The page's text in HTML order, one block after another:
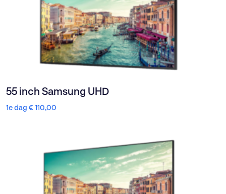
55 inch Samsung UHD
1e dag €110,00